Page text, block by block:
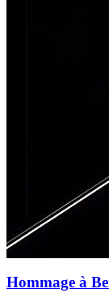
Hommage à